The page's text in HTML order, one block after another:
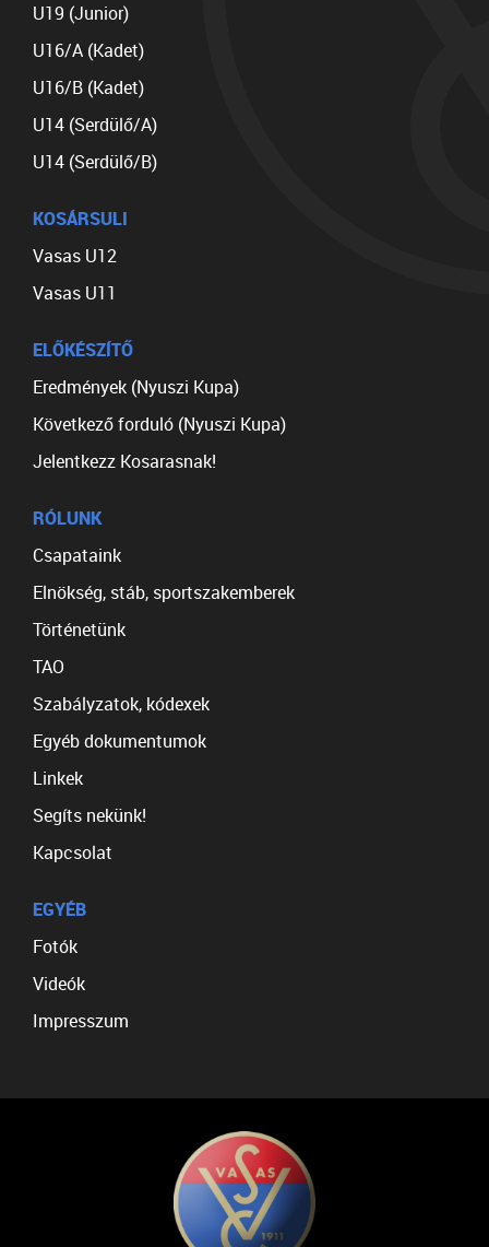
U19 (Junior)
U16/A (Kadet)
U16/B (Kadet)
U14 (Serdülő/A)
U14 (Serdülő/B)
KOSÁRSULI
Vasas U12
Vasas U11
ELŐKÉSZÍTŐ
Eredmények (Nyuszi Kupa)
Következő forduló (Nyuszi Kupa)
Jelentkezz Kosarasnak!
RÓLUNK
Csapataink
Elnökség, stáb, sportszakemberek
Történetünk
TAO
Szabályzatok, kódexek
Egyéb dokumentumok
Linkek
Segíts nekünk!
Kapcsolat
EGYÉB
Fotók
Videók
Impresszum